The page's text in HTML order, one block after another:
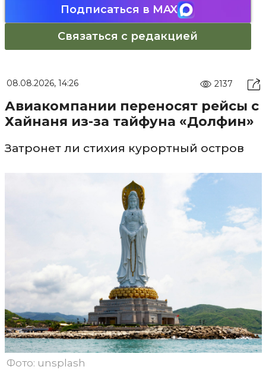
Подписаться в MAX
Связаться с редакцией
08.08.2026, 14:26 2137
Авиакомпании переносят рейсы с
Хайнаня из-за тайфуна «Долфин»
Затронет ли стихия курортный остров
Фото: unsplash